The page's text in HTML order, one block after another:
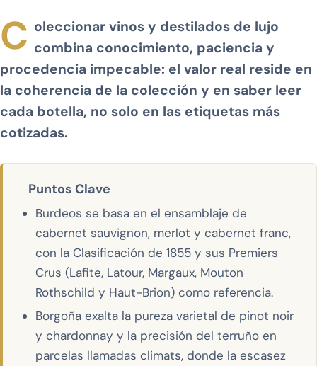
C oleccionar vinos y destilados de lujo
combina conocimiento, paciencia y
procedencia impecable: el valor real reside en
la coherencia de la colección y en saber leer
cada botella, no solo en las etiquetas más
cotizadas.
Puntos Clave
Burdeos se basa en el ensamblaje de
cabernet sauvignon, merlot y cabernet franc,
con la Clasificación de 1855 y sus Premiers
Crus (Lafite, Latour, Margaux, Mouton
Rothschild y Haut-Brion) como referencia.
Borgoña exalta la pureza varietal de pinot noir
y chardonnay y la precisión del terruño en
parcelas llamadas climats, donde la escasez